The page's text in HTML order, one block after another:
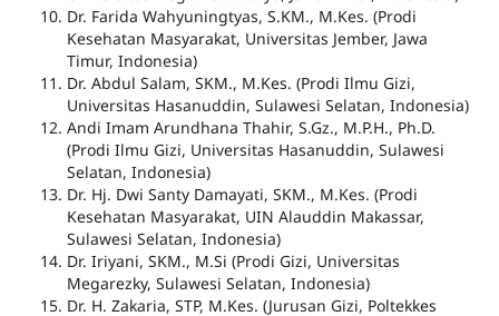
Dr. Farida Wahyuningtyas, S.KM., M.Kes. (Prodi
Kesehatan Masyarakat, Universitas Jember, Jawa
Timur, Indonesia)
Dr. Abdul Salam, SKM., M.Kes. (Prodi Ilmu Gizi,
Universitas Hasanuddin, Sulawesi Selatan, Indonesia)
Andi Imam Arundhana Thahir, S.Gz., M.P.H., Ph.D.
(Prodi Ilmu Gizi, Universitas Hasanuddin, Sulawesi
Selatan, Indonesia)
Dr. Hj. Dwi Santy Damayati, SKM., M.Kes. (Prodi
Kesehatan Masyarakat, UIN Alauddin Makassar,
Sulawesi Selatan, Indonesia)
Dr. Iriyani, SKM., M.Si (Prodi Gizi, Universitas
Megarezky, Sulawesi Selatan, Indonesia)
Dr. H. Zakaria, STP, M.Kes. (Jurusan Gizi, Poltekkes